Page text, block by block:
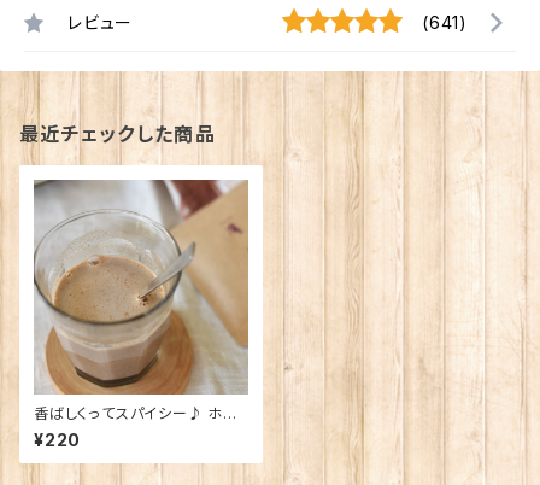
レビュー (641)
最近チェックした商品
香ばしくってスパイシー♪ ホトト
ギスの黒豆チャイ（1杯分）
¥220